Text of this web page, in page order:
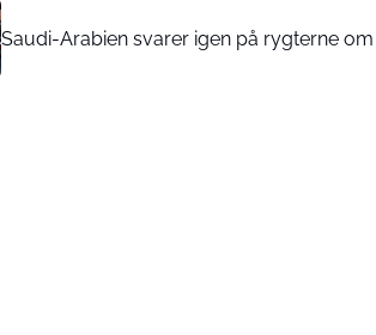
Saudi-Arabien svarer igen på rygterne